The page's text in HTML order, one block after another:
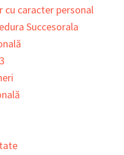
caracter personal
Succesorala